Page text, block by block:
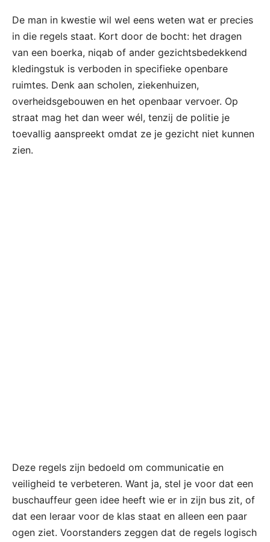
De man in kwestie wil wel eens weten wat er precies
in die regels staat. Kort door de bocht: het dragen
van een boerka, niqab of ander gezichtsbedekkend
kledingstuk is verboden in specifieke openbare
ruimtes. Denk aan scholen, ziekenhuizen,
overheidsgebouwen en het openbaar vervoer. Op
straat mag het dan weer wél, tenzij de politie je
toevallig aanspreekt omdat ze je gezicht niet kunnen
zien.
Deze regels zijn bedoeld om communicatie en
veiligheid te verbeteren. Want ja, stel je voor dat een
buschauffeur geen idee heeft wie er in zijn bus zit, of
dat een leraar voor de klas staat en alleen een paar
ogen ziet. Voorstanders zeggen dat de regels logisch